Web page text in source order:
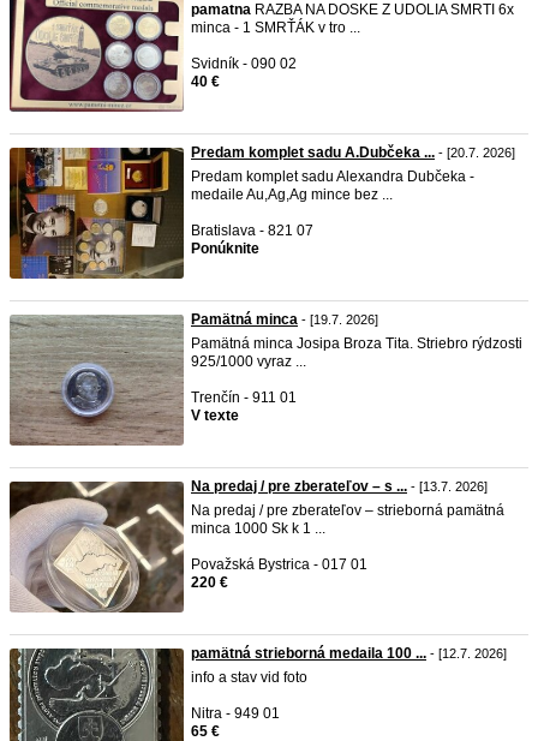
pamatna RAZBA NA DOSKE Z UDOLIA SMRTI 6x
minca - 1 SMRŤÁK v tro ...
Svidník - 090 02
40 €
Predam komplet sadu A.Dubčeka ... - [20.7. 2026]
Predam komplet sadu Alexandra Dubčeka -
medaile Au,Ag,Ag mince bez ...
Bratislava - 821 07
Ponúknite
Pamätná minca - [19.7. 2026]
Pamätná minca Josipa Broza Tita. Striebro rýdzosti
925/1000 vyraz ...
Trenčín - 911 01
V texte
Na predaj / pre zberateľov – s ... - [13.7. 2026]
Na predaj / pre zberateľov – strieborná pamätná
minca 1000 Sk k 1 ...
Považská Bystrica - 017 01
220 €
pamätná strieborná medaila 100 ... - [12.7. 2026]
info a stav vid foto
Nitra - 949 01
65 €